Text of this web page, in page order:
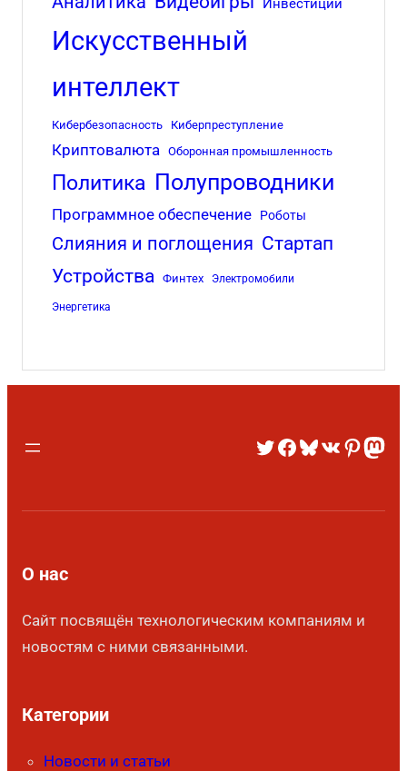
Инвестиции
Искусственный
интеллект
Кибербезопасность Киберпреступление
Криптовалюта Оборонная промышленность
Политика Полупроводники
Программное обеспечение Роботы
Слияния и поглощения Стартап
Устройства
Финтех Электромобили
Энергетика
О нас
Сайт посвящён технологическим компаниям и
новостям с ними связанными.
Категории
Новости и статьи